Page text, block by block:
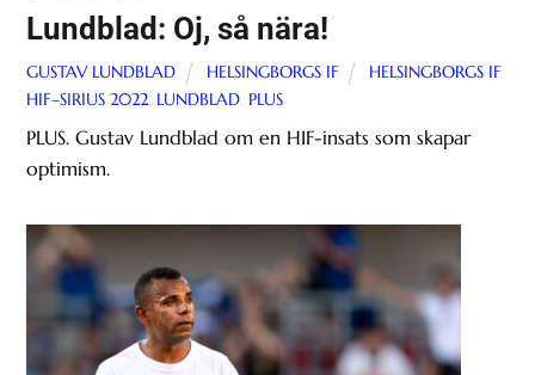
Lundblad: Oj, så nära!
GUSTAV LUNDBLAD HELSINGBORGS IF HELSINGBORGS IF,
HIF–SIRIUS 2022, LUNDBLAD, PLUS
PLUS. Gustav Lundblad om en HIF-insats som skapar
optimism.